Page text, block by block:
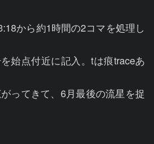
から約1時間の2コマを処理し
始点付近に記入。tは痕traceあ
ってきて、6月最後の流星を捉